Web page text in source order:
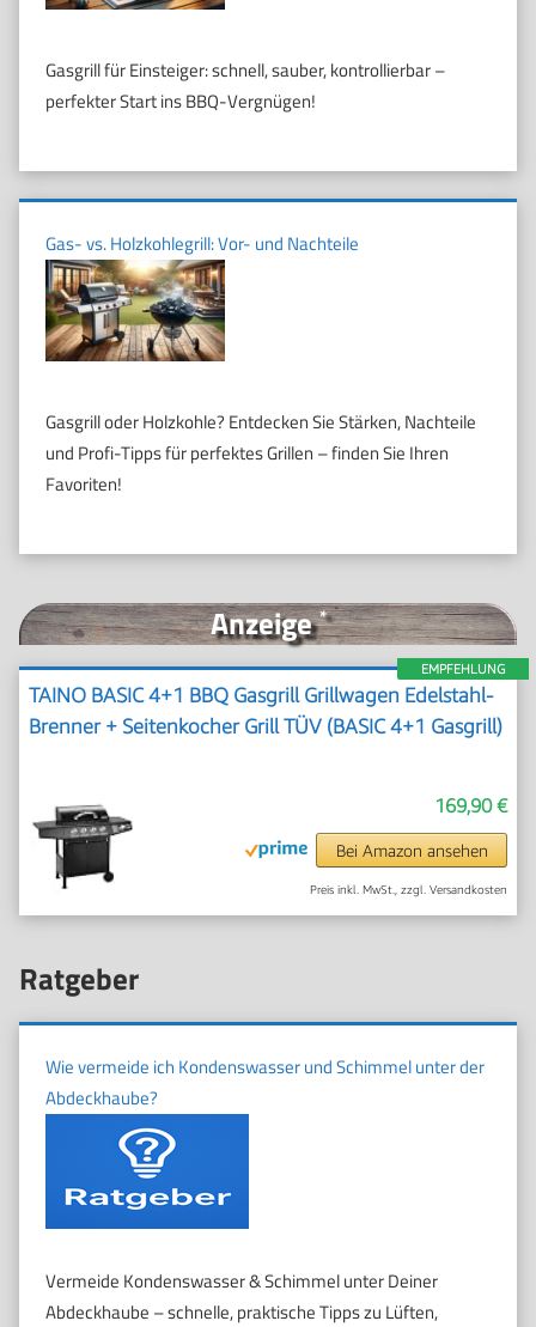
Gasgrill für Einsteiger: schnell, sauber, kontrollierbar –
perfekter Start ins BBQ-Vergnügen!
Gas- vs. Holzkohlegrill: Vor- und Nachteile
Gasgrill oder Holzkohle? Entdecken Sie Stärken, Nachteile
und Profi-Tipps für perfektes Grillen – finden Sie Ihren
Favoriten!
Ratgeber
Wie vermeide ich Kondenswasser und Schimmel unter der
Abdeckhaube?
Vermeide Kondenswasser & Schimmel unter Deiner
Abdeckhaube – schnelle, praktische Tipps zu Lüften,
Anzeige*
EMPFEHLUNG
TAINO BASIC 4+1 BBQ Gasgrill Grillwagen Edelstahl-
Brenner + Seitenkocher Grill TÜV (BASIC 4+1 Gasgrill)
169,90 €
Bei Amazon ansehen
Preis inkl. MwSt., zzgl. Versandkosten